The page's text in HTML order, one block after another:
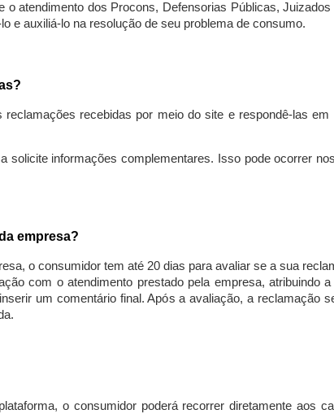
atendimento dos Procons, Defensorias Públicas,
e auxiliá-lo na resolução de seu problema de consumo.
recebidas por meio do site e respondê-las
solicite informações complementares. Isso pode ocorrer
empresa?
o consumidor tem até 20 dias para avaliar se a sua
com o atendimento prestado pela empresa,
um comentário final. Após a avaliação, a reclamação
o consumidor poderá recorrer diretamente aos